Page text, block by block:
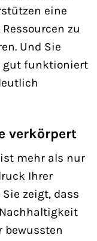
eine
zu
Und Sie
gut funktioniert
verkörpert
mehr als nur
Ihrer
zeigt, dass
bewussten